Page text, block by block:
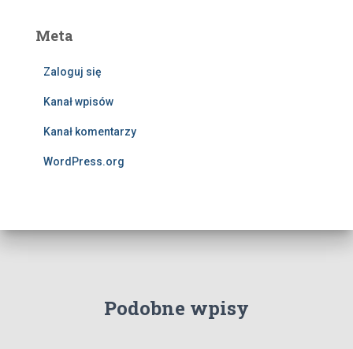
Meta
Zaloguj się
Kanał wpisów
Kanał komentarzy
WordPress.org
Podobne wpisy